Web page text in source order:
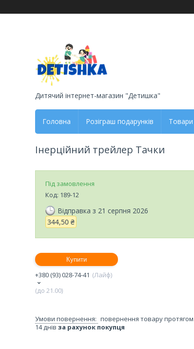
Дитячий інтернет-магазин "Детишка"
Головна Розіграш подарунків Товари
Інерційний трейлер Тачки
Під замовлення
Код: 189-12
Відправка з 21 серпня 2026
344,50 ₴
Купити
+380 (93) 028-74-41
Лайф
(до 21.00)
повернення товару протягом
14 днів за рахунок покупця